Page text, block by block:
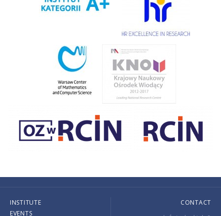
INSTITUTE
EVENTS
CONTACT